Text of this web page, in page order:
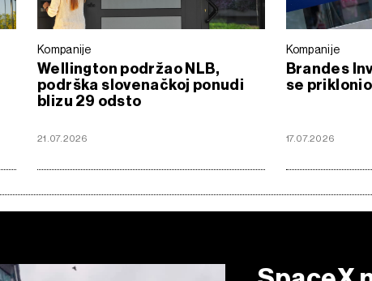
Kompanije
Wellington podržao NLB,
podrška slovenačkoj ponudi
blizu 29 odsto
21.07.2026
Kompanije
Brandes
se
17.07.2026